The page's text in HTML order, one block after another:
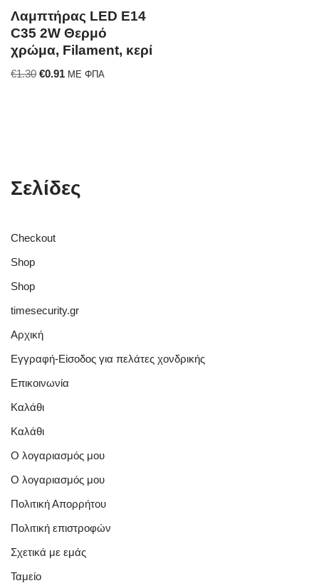
Λαμπτήρας LED E14
C35 2W Θερμό
χρώμα, Filament, κερί
€1.30 €0.91 ΜΕ ΦΠΑ
Σελίδες
Checkout
Shop
Shop
timesecurity.gr
Αρχική
Εγγραφή-Είσοδος για πελάτες χονδρικής
Επικοινωνία
Καλάθι
Καλάθι
Ο λογαριασμός μου
Ο λογαριασμός μου
Πολιτική Απορρήτου
Πολιτική επιστροφών
Σχετικά με εμάς
Ταμείο